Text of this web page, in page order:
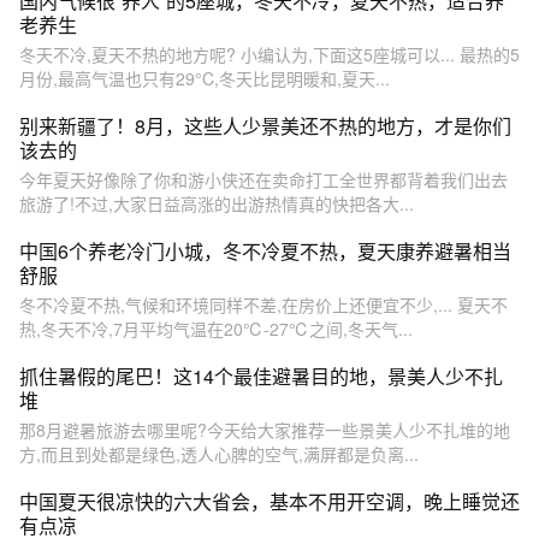
老养生
冬天不冷,夏天不热的地方呢? 小编认为,下面这5座城可以... 最热的5
月份,最高气温也只有29°C,冬天比昆明暖和,夏天...
别来新疆了！8月，这些人少景美还不热的地方，才是你们
该去的
今年夏天好像除了你和游小侠还在卖命打工全世界都背着我们出去
旅游了!不过,大家日益高涨的出游热情真的快把各大...
中国6个养老冷门小城，冬不冷夏不热，夏天康养避暑相当
舒服
冬不冷夏不热,气候和环境同样不差,在房价上还便宜不少,... 夏天不
热,冬天不冷,7月平均气温在20℃-27℃之间,冬天气...
抓住暑假的尾巴！这14个最佳避暑目的地，景美人少不扎
堆
那8月避暑旅游去哪里呢?今天给大家推荐一些景美人少不扎堆的地
方,而且到处都是绿色,透人心脾的空气,满屏都是负离...
中国夏天很凉快的六大省会，基本不用开空调，晚上睡觉还
有点凉